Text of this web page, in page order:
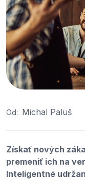
Od: Michal Paluš
Získať nových
premeniť ich na
Inteligentné